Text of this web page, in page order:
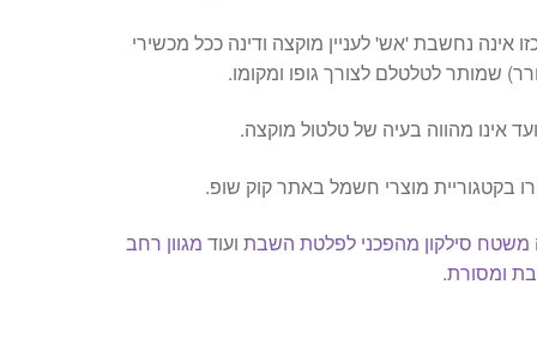
אינה נחשבת 'אש' לעניין מוקצה ודינה ככל מכשירי
שמותר לטלטלם לצורך גופו ומקומו.
אינו מהווה בעיה של טלטול מוקצה.
בקטגוריית מוצרי חשמל באתר קוק שופ.
משטח סילקון מהפכני לפלטת השבת ועוד מגוון רחב
ומסורת.